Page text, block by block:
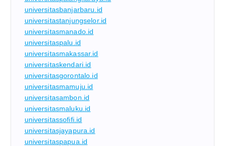
universitasbanjarbaru.id
universitastanjungselor.id
universitasmanado.id
universitaspalu.id
universitasmakassar.id
universitaskendari.id
universitasgorontalo.id
universitasmamuju.id
universitasambon.id
universitasmaluku.id
universitassofifi.id
universitasjayapura.id
universitaspapua.id